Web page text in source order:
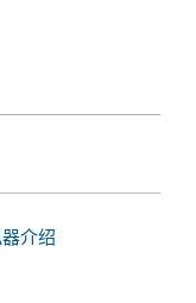
介绍